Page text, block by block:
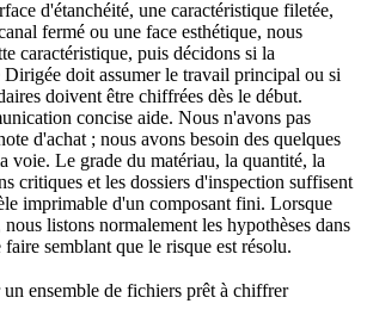
d'étanchéité, une caractéristique filetée,
fermé ou une face esthétique, nous
caractéristique, puis décidons si la
Dirigée doit assumer le travail principal ou si
doivent être chiffrées dès le début.
concise aide. Nous n'avons pas
d'achat ; nous avons besoin des quelques
voie. Le grade du matériau, la quantité, la
critiques et les dossiers d'inspection suffisent
imprimable d'un composant fini. Lorsque
listons normalement les hypothèses dans
semblant que le risque est résolu.
ensemble de fichiers prêt à chiffrer